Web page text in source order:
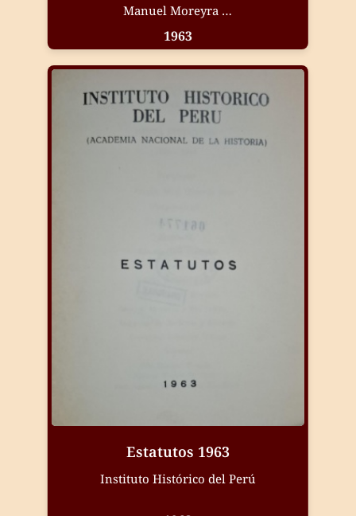
Manuel Moreyra …
1963
Estatutos 1963
Instituto Histórico del Perú